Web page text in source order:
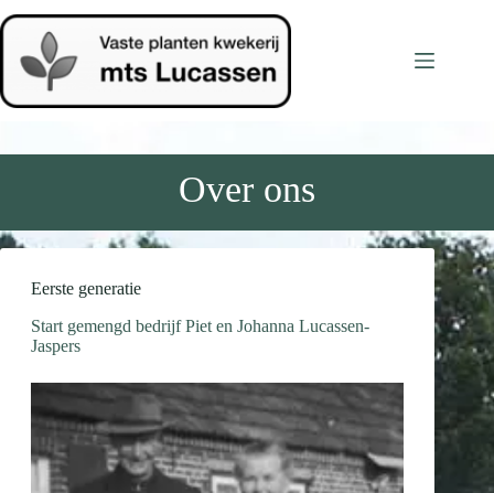
naar
inhoud
Over ons
Eerste generatie
Start gemengd bedrijf Piet en Johanna Lucassen-
Jaspers